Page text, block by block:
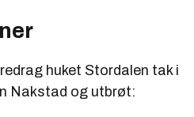
huket Stordalen tak i
Nakstad og utbrøt: